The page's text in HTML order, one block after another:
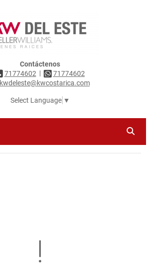
Contáctenos
71774602 |
71774602
kwdeleste@kwcostarica.com
Select Language ▼